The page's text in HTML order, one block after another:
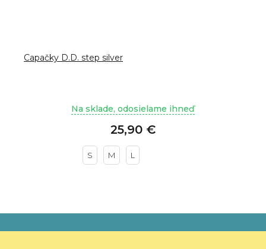
Capačky D.D. step silver
Na sklade, odosielame ihneď
25,90 €
S M L
á